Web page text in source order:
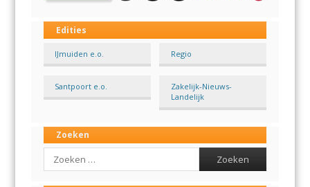
Edities
IJmuiden e.o. Regio
Santpoort e.o.
Zakelijk-Nieuws-
Landelijk
Zoeken
Search